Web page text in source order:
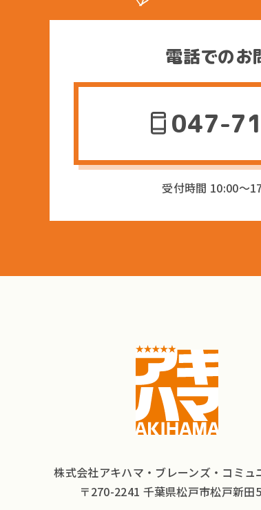
電話でのお
047-
受付時間 10:00〜
株式会社アキハマ・ブレーンズ・コミュ
〒270-2241 千葉県松戸市松戸新田